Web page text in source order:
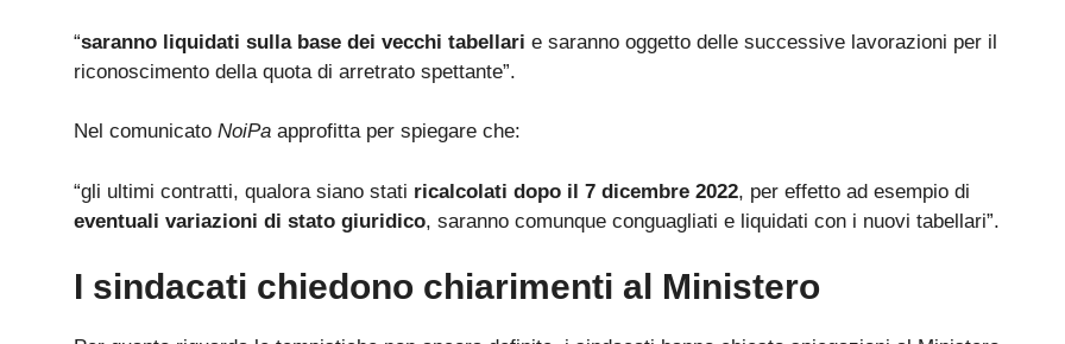
“saranno liquidati sulla base dei vecchi tabellari e saranno oggetto delle successive lavorazioni per il
riconoscimento della quota di arretrato spettante”.
Nel comunicato NoiPa approfitta per spiegare che:
“gli ultimi contratti, qualora siano stati ricalcolati dopo il 7 dicembre 2022, per effetto ad esempio di
eventuali variazioni di stato giuridico, saranno comunque conguagliati e liquidati con i nuovi tabellari”.
I sindacati chiedono chiarimenti al Ministero